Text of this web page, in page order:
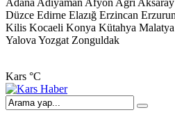
Adana Adıyaman Afyon Ağrı Aksaray
Düzce Edirne Elazığ Erzincan
Kilis Kocaeli Konya Kütahya Malatya
Yalova Yozgat Zonguldak
Kars °C